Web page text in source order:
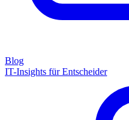
Blog
IT-Insights für Entscheider